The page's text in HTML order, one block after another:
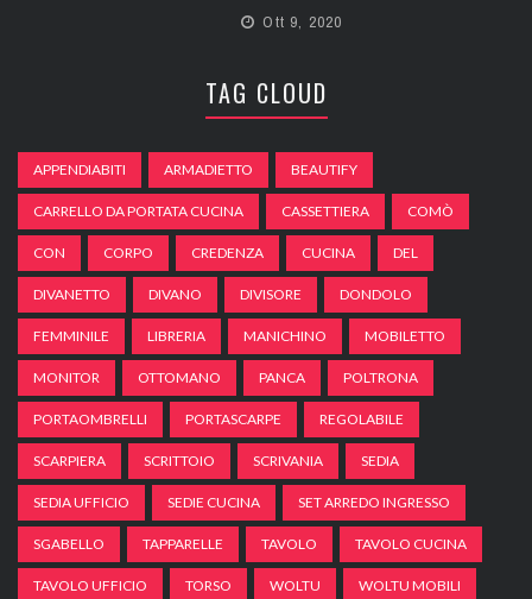
Ott 9, 2020
TAG CLOUD
APPENDIABITI ARMADIETTO BEAUTIFY
CARRELLO DA PORTATA CUCINA CASSETTIERA COMÒ
CON CORPO CREDENZA CUCINA DEL
DIVANETTO DIVANO DIVISORE DONDOLO
FEMMINILE LIBRERIA MANICHINO MOBILETTO
MONITOR OTTOMANO PANCA POLTRONA
PORTAOMBRELLI PORTASCARPE REGOLABILE
SCARPIERA SCRITTOIO SCRIVANIA SEDIA
SEDIA UFFICIO SEDIE CUCINA SET ARREDO INGRESSO
SGABELLO TAPPARELLE TAVOLO TAVOLO CUCINA
TAVOLO UFFICIO TORSO WOLTU WOLTU MOBILI